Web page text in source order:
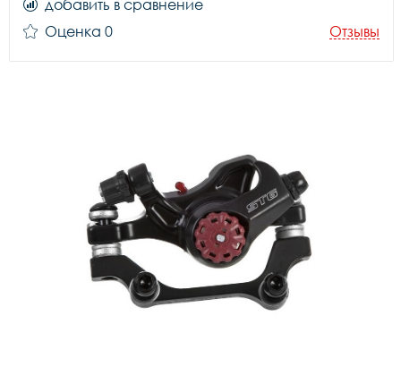
добавить в сравнение
Оценка 0
Отзывы